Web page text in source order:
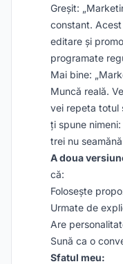
Greșit:
constant.
editare și
programate
Mai bine:
Muncă reală.
vei repeta totul
ți spune
trei nu
A doua
că:
Folosește
Urmate de
Are
Sună ca o
Sfatul meu: